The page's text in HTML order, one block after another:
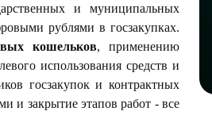
и муниципальных
рублями в госзакупках.
кошельков, применению
использования средств и
госзакупок и контрактных
и закрытие этапов работ - все